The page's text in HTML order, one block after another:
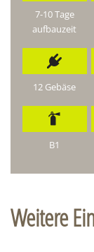
7-10 Tage
aufbauzeit
12 Gebäse
B1
Weitere